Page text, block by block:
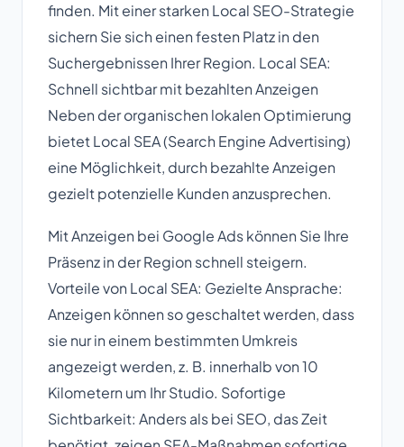
finden. Mit einer starken Local SEO-Strategie
sichern Sie sich einen festen Platz in den
Suchergebnissen Ihrer Region. Local SEA:
Schnell sichtbar mit bezahlten Anzeigen
Neben der organischen lokalen Optimierung
bietet Local SEA (Search Engine Advertising)
eine Möglichkeit, durch bezahlte Anzeigen
gezielt potenzielle Kunden anzusprechen.
Mit Anzeigen bei Google Ads können Sie Ihre
Präsenz in der Region schnell steigern.
Vorteile von Local SEA: Gezielte Ansprache:
Anzeigen können so geschaltet werden, dass
sie nur in einem bestimmten Umkreis
angezeigt werden, z. B. innerhalb von 10
Kilometern um Ihr Studio. Sofortige
Sichtbarkeit: Anders als bei SEO, das Zeit